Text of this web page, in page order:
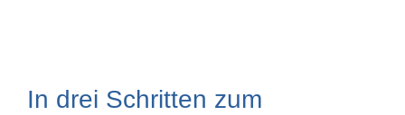
In drei Schritten zum